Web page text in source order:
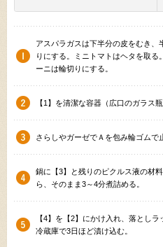
アスパラガスは下半分の皮をむき、
りにする。ミニトマトはヘタを取
ーニは輪切りにする。
【1】を清潔な容器（広口のガラス
さらしやガーゼでＡを包み輪ゴムで
鍋に【3】と残りのピクルス液の材
ら、そのまま3～4分煮詰める。
【4】を【2】にかけ入れ、落とし
冷蔵庫で3日ほど漬け込む。